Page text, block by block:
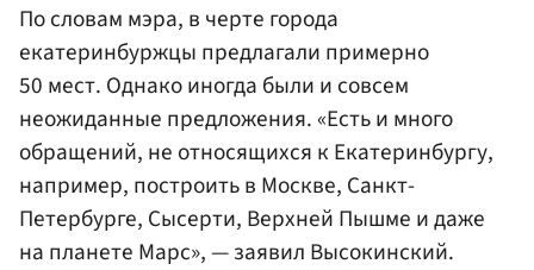
По словам мэра, в черте города
екатеринбуржцы предлагали примерно
50 мест. Однако иногда были и совсем
неожиданные предложения. «Есть и много
обращений, не относящихся к Екатеринбургу,
например, построить в Москве, Санкт-
Петербурге, Сысерти, Верхней Пышме и даже
на планете Марс», — заявил Высокинский.